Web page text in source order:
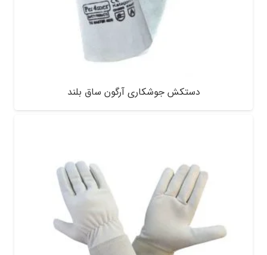
دستکش جوشکاری آرگون ساق بلند